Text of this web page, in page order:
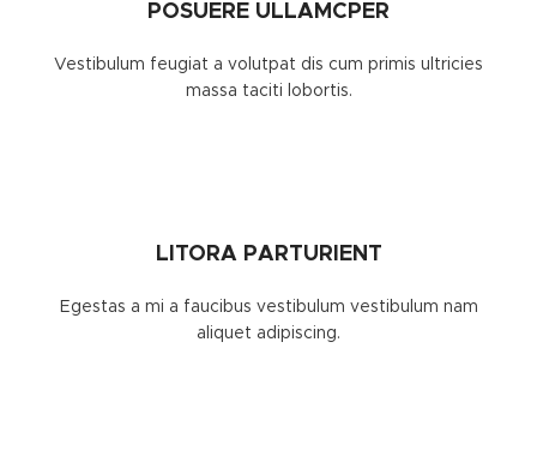
POSUERE ULLAMCPER
Vestibulum feugiat a volutpat dis cum primis ultricies
massa taciti lobortis.
LITORA PARTURIENT
Egestas a mi a faucibus vestibulum vestibulum nam
aliquet adipiscing.